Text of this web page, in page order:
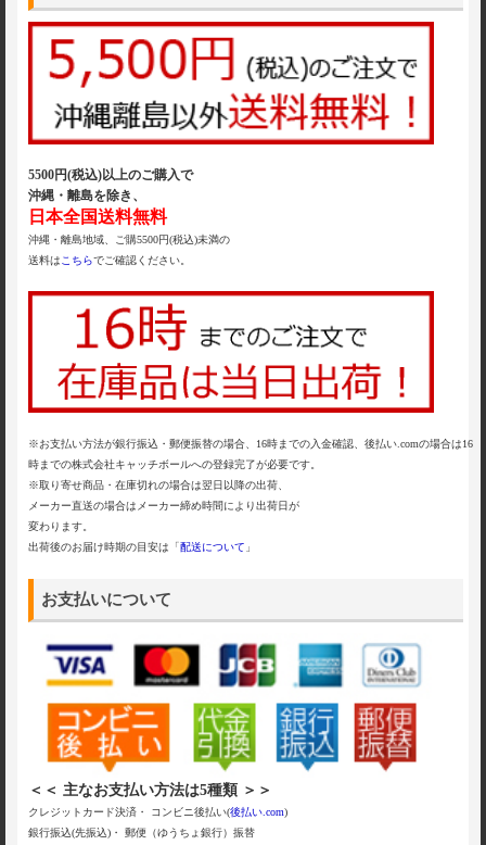
5500円(税込)以上のご購入で
沖縄・離島を除き、
日本全国送料無料
沖縄・離島地域、ご購5500円(税込)未満の
送料は こちらでご確認ください。
※お支払い方法が銀行振込・郵便振替の場合、16時までの入金確認、後払い.comの場合は16
時までの株式会社キャッチボールへの登録完了が必要です。
※取り寄せ商品・在庫切れの場合は翌日以降の出荷、
メーカー直送の場合はメーカー締め時間により出荷日が
変わります。
出荷後のお届け時期の目安は「配送について 」
お支払いについて
＜＜ 主なお支払い方法は5種類 ＞＞
クレジットカード決済・ コンビニ後払い(後払い.com)
銀行振込(先振込)・ 郵便（ゆうちょ銀行）振替